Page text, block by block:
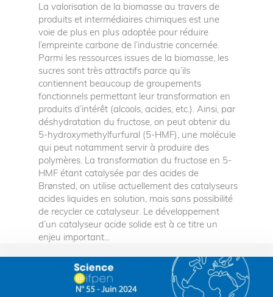
La valorisation de la biomasse au travers de
produits et intermédiaires chimiques est une
voie de plus en plus adoptée pour réduire
l’empreinte carbone de l’industrie concernée.
Parmi les ressources issues de la biomasse, les
sucres sont très attractifs parce qu’ils
contiennent beaucoup de groupements
fonctionnels permettant leur transformation en
produits d’intérêt (alcools, acides, etc.). Ainsi, par
déshydratation du fructose, on peut obtenir du
5-hydroxymethylfurfural (5-HMF), une molécule
qui peut notamment servir à produire des
polymères. La transformation du fructose en 5-
HMF étant catalysée par des acides de
Brønsted, on utilise actuellement des catalyseurs
acides liquides en solution, mais sans possibilité
de recycler ce catalyseur. Le développement
d’un catalyseur acide solide est à ce titre un
enjeu important...